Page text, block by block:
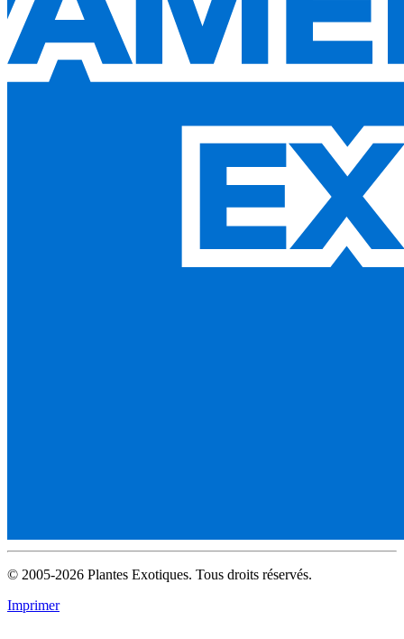
© 2005-2026 Plantes Exotiques. Tous droits réservés.
Imprimer